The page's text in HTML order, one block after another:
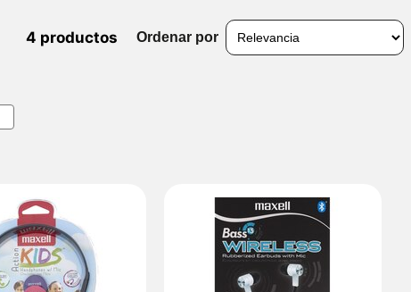
4 productos Ordenar por